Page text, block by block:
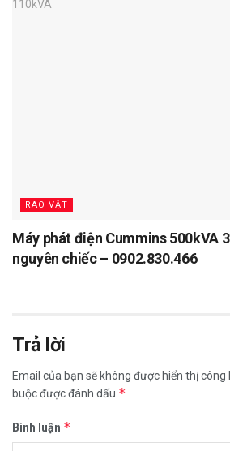
RAO VẶT
Máy phát điện Cummins 500kVA
nguyên chiếc – 0902.830.466
Trả lời
Email của bạn sẽ không được hiển thị công
buộc được đánh dấu *
Bình luận *